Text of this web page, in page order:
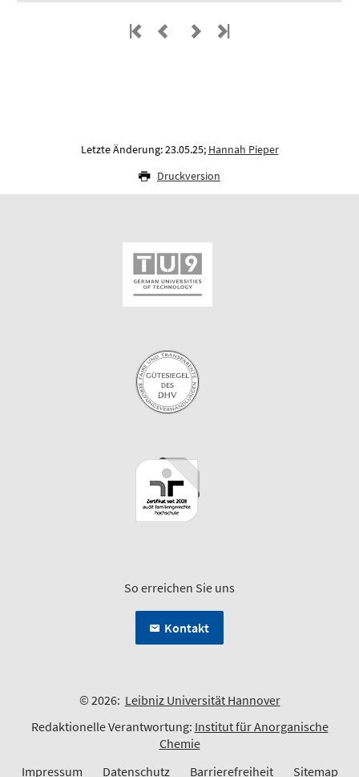
Letzte Änderung: 23.05.25; Hannah Pieper
Druckversion
So erreichen Sie uns
Kontakt
© 2026: Leibniz Universität Hannover
Redaktionelle Verantwortung: Institut für Anorganische
Chemie
Impressum
Datenschutz Barrierefreiheit Sitemap